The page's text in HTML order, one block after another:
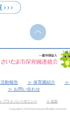
活動報告 保育園紹介
お問い合わせ
プライバシーポリシー 定款
Copyright © 2019 Rennrakukai All rights reserved.